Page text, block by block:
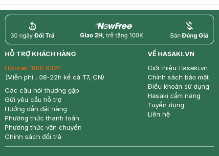
return nowfree price
HỖ TRỢ KHÁCH HÀNG
Hotline: 1800 6324
(Miễn phí , 08-22h kể cả T7, CN)
Các câu hỏi thường gặp
Gửi yêu cầu hỗ trợ
Hướng dẫn đặt hàng
Phương thức thanh toán
Phương thức vận chuyển
Chính sách đổi trả
VỀ HASAKI.VN
Giới thiệu Hasaki.vn
Chính sách bảo mật
Điều khoản sử dụng
Hasaki cẩm nang
Tuyển dụng
Liên hệ